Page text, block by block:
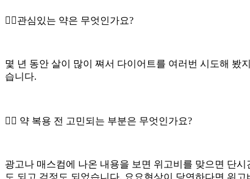
👉🏻관심있는 약은 무엇인가요?
몇 년 동안 살이 많이 쪄서 다이어트를 여러번 시도해 봤
습니다.
👉🏻 약 복용 전 고민되는 부분은 무엇인가요?
광고나 매스컴에 나온 내용을 보면 위고비를 맞으면 단
도 되고 걱정도 되었습니다. 요요현상이 당연하다면 위